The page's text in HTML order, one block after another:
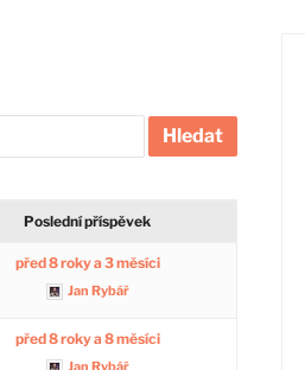
Poslední příspěvek
před 8 roky a 3 měsíci
Jan Rybář
před 8 roky a 8 měsíci
Jan Rybář